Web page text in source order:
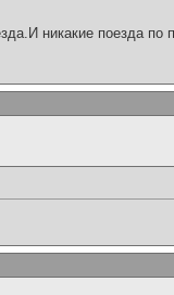
никакие поезда по